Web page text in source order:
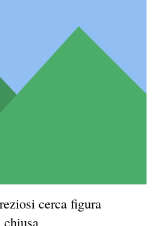
cerca figura